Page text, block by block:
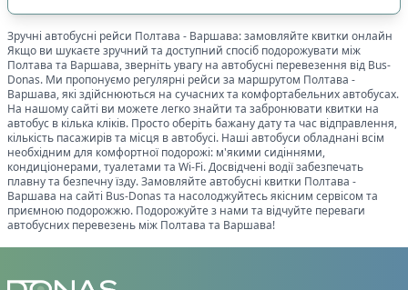
Зручні автобусні рейси Полтава - Варшава: замовляйте квитки онлайн
Якщо ви шукаєте зручний та доступний спосіб подорожувати між
Полтава та Варшава, зверніть увагу на автобусні перевезення від Bus-
Donas. Ми пропонуємо регулярні рейси за маршрутом Полтава -
Варшава, які здійснюються на сучасних та комфортабельних автобусах.
На нашому сайті ви можете легко знайти та забронювати квитки на
автобус в кілька кліків. Просто оберіть бажану дату та час відправлення,
кількість пасажирів та місця в автобусі. Наші автобуси обладнані всім
необхідним для комфортної подорожі: м'якими сидіннями,
кондиціонерами, туалетами та Wi-Fi. Досвідчені водії забезпечать
плавну та безпечну їзду. Замовляйте автобусні квитки Полтава -
Варшава на сайті Bus-Donas та насолоджуйтесь якісним сервісом та
приємною подорожжю. Подорожуйте з нами та відчуйте переваги
автобусних перевезень між Полтава та Варшава!